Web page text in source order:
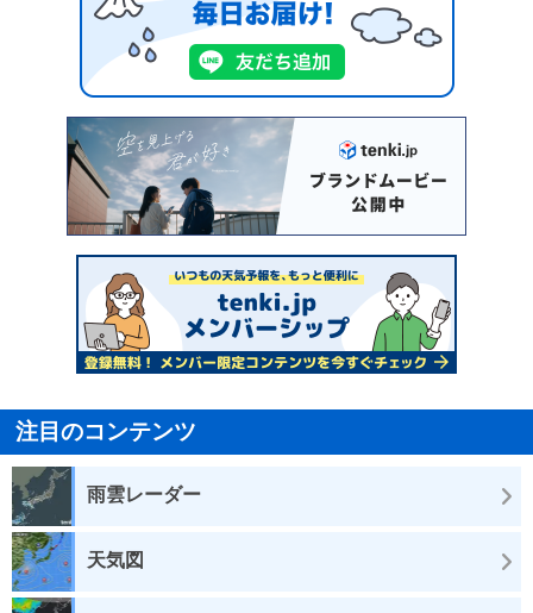
注目のコンテンツ
雨雲レーダー
天気図